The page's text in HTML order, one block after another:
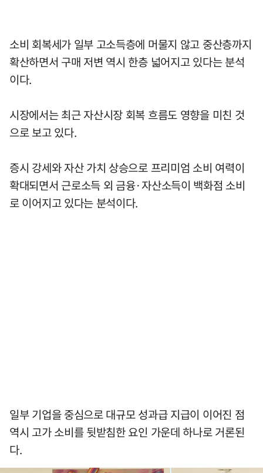
소비 회복세가 일부 고소득층에 머물지 않고 중산층까지
확산하면서 구매 저변 역시 한층 넓어지고 있다는 분석
이다.
시장에서는 최근 자산시장 회복 흐름도 영향을 미친 것
으로 보고 있다.
증시 강세와 자산 가치 상승으로 프리미엄 소비 여력이
확대되면서 근로소득 외 금융·자산소득이 백화점 소비
로 이어지고 있다는 분석이다.
일부 기업을 중심으로 대규모 성과급 지급이 이어진 점
역시 고가 소비를 뒷받침한 요인 가운데 하나로 거론된
다.